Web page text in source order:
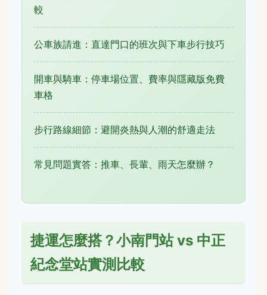
較
公車族請進：直達門口的班次與下車步行技巧
開車與騎車：停車場位置、費率與隱藏版免費
車格
步行路線細節：避開炎熱與人潮的舒適走法
常見問題實答：推車、長輩、雨天怎麼辦？
捷運怎麼搭？小南門站 vs 中正
紀念堂站實測比較